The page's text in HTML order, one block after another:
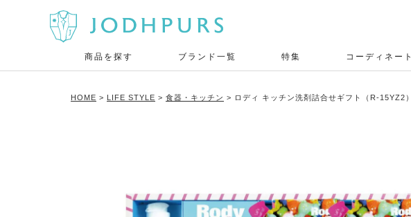
商品を探す ブランド一覧 特集 コーディネート
HOME LIFE STYLE 食器・キッチン ロディ キッチン洗剤詰合せギフト（R-15YZ2）